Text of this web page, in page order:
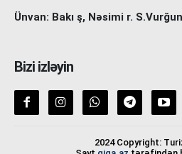
Ünvan: Bakı ş, Nəsimi r.
Bizi izləyin
2024 Copyright: